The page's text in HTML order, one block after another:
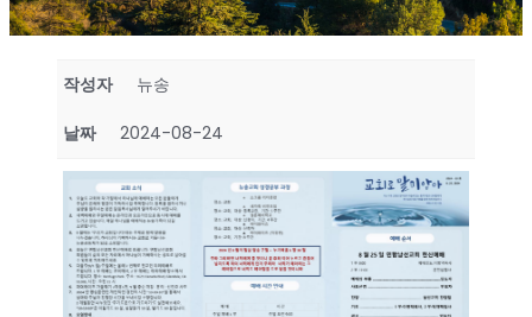
작성자 뉴송
날짜 2024-08-24